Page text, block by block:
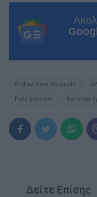
Andrea Kimi Antonelli
Pole position
Δείτε Επίσης